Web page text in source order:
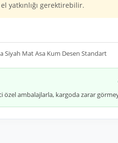
yatkınlığı gerektirebilir.
Siyah Mat Asa Kum Desen Standart
özel ambalajlarla, kargoda zarar